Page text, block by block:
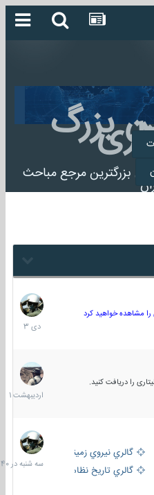
بزرگ
بزرگترین مرجع مباحث
مشاهده خواهید کرد
22
دی
1403
را دریافت کنید.
30
1401
گالري نيروي زميني
گالري تاریخ نظامی
سه
شنبه
در